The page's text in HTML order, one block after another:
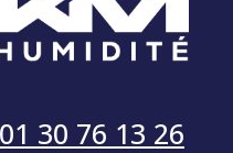
01 30 76 13 26